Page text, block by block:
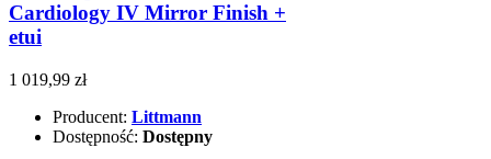
Cardiology IV Mirror Finish +
etui
1 019,99 zł
Producent: Littmann
Dostępność: Dostępny